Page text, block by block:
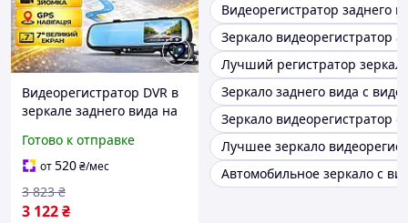
Видеорегистратор DVR в
зеркале заднего вида на
Автомобильное зеркало
7" для автомобиля с
камерой для парковки
Готово к отправке
от520₴/мес
3 122₴
3 823 ₴
Видеорегистратор заднего
Зеркало видеорегистратор
Лучший регистратор
Зеркало заднего вида с
Зеркало видеорегистратор
Лучшее зеркало
Автомобильное зеркало с